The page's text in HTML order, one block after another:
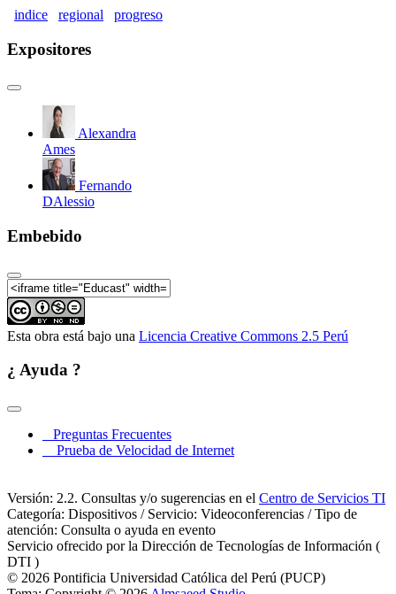
indice regional progreso
Expositores
Alexandra
Ames
Fernando
DAlessio
Embebido
Esta obra está bajo una Licencia Creative Commons 2.5 Perú
¿ Ayuda ?
Preguntas Frecuentes
Prueba de Velocidad de Internet
Versión: 2.2. Consultas y/o sugerencias en el Centro de Servicios TI
Categoría: Dispositivos / Servicio: Videoconferencias / Tipo de
atención: Consulta o ayuda en evento
Servicio ofrecido por la Dirección de Tecnologías de Información (
DTI )
© 2026 Pontificia Universidad Católica del Perú (PUCP)